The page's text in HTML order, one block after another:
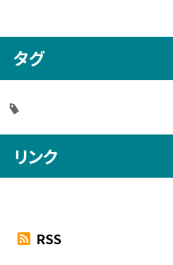
タグ
リンク
RSS